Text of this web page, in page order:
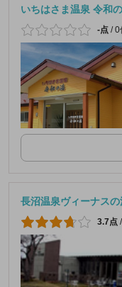
いちはさま温泉 令和
-点 /0
長沼温泉ヴィーナスの
3.7点 /